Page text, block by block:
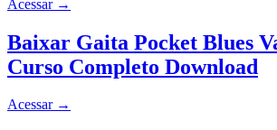
Acessar →
Baixar Gaita Pocket Blues
Curso Completo Download
Acessar →